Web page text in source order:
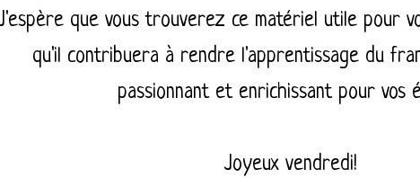
que vous trouverez ce matériel utile pour
qu'il contribuera à rendre l'apprentissage du
passionnant et enrichissant pour vos
Joyeux vendredi!